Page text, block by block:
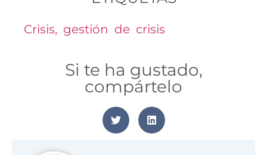
Crisis, gestión de crisis
Si te ha gustado,
compártelo